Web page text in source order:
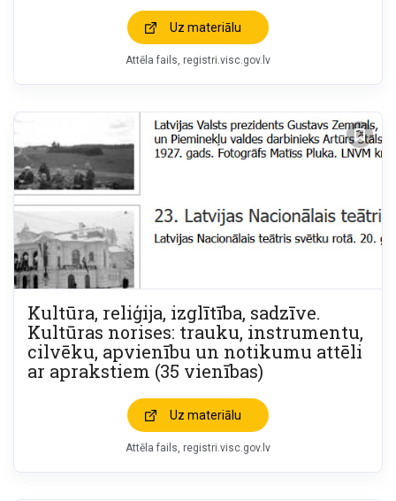
Uz materiālu
Attēla fails registri.visc.gov.lv
Kultūra, reliģija, izglītība, sadzīve.
Kultūras norises: trauku, instrumentu,
cilvēku, apvienību un notikumu attēli
ar aprakstiem (35 vienības)
Uz materiālu
Attēla fails registri.visc.gov.lv